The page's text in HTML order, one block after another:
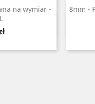
na wymiar -
8mm -